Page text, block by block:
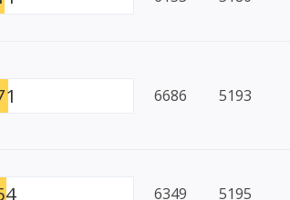
6686 5193
6349 5195